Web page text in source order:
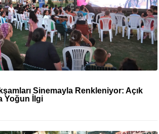
Sinemayla Renkleniyor: Açık
Yoğun İlgi